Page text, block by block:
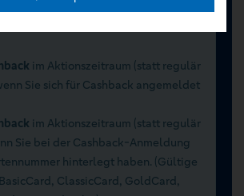
im Aktionszeitraum (statt regulär
Sie sich für Cashback angemeldet
im Aktionszeitraum (statt regulär
Sie bei der Cashback-Anmeldung
hinterlegt haben. (Gültige
ClassicCard, GoldCard,